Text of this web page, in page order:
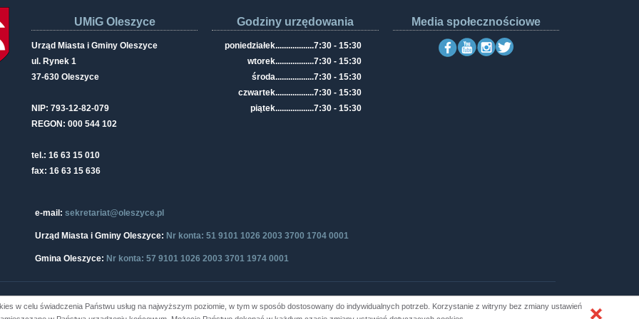
UMiG Oleszyce
Urząd Miasta i Gminy Oleszyce
ul. Rynek 1
37-630 Oleszyce
NIP: 793-12-82-079
REGON: 000 544 102
tel.: 16 63 15 010
fax: 16 63 15 636
Godziny urzędowania
poniedziałek..................7:30 - 15:30
wtorek..................7:30 - 15:30
środa..................7:30 - 15:30
czwartek..................7:30 - 15:30
piątek..................7:30 - 15:30
Media społecznościowe
e-mail: sekretariat@oleszyce.pl
Urząd Miasta i Gminy Oleszyce: Nr konta: 51 9101 1026 2003 3700 1704 0001
Gmina Oleszyce: Nr konta: 57 9101 1026 2003 3701 1974 0001
Oleszyce Produkcja i hosting: ZETO-RZESZÓW
w celu świadczenia Państwu usług na najwyższym poziomie, w tym w sposób dostosowany do indywidualnych potrzeb. Korzystanie z witryny bez zmiany ustawień